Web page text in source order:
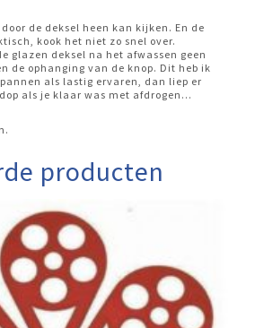
de deksel heen kan kijken. En de
kook het niet zo snel over.
glazen deksel na het afwassen geen
de ophanging van de knop. Dit heb ik
als lastig ervaren, dan liep er
als je klaar was met afdrogen...
producten